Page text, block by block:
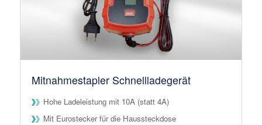
Mitnahmestapler Schnellladegerät
Hohe Ladeleistung mit 10A (statt 4A)
Mit Eurostecker für die Haussteckdose